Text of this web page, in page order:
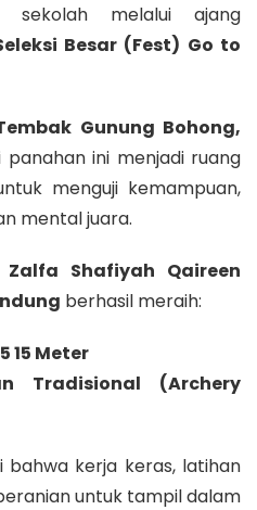
sekolah melalui ajang
Besar (Fest) Go to
Gunung Bohong,
panahan ini menjadi ruang
menguji kemampuan,
mental juara.
Zalfa Shafiyah Qaireen
berhasil meraih:
15 Meter
Tradisional (Archery
bahwa kerja keras, latihan
untuk tampil dalam